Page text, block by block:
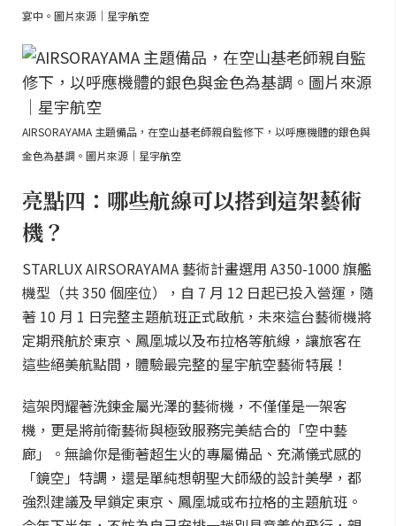
宴中。圖片來源｜星宇航空
AIRSORAYAMA 主題備品，在空山基老師親自監修下，以呼應機體的銀色與
金色為基調。圖片來源｜星宇航空
亮點四：哪些航線可以搭到這架藝術
機？
STARLUX AIRSORAYAMA 藝術計畫選用 A350-1000 旗艦
機型（共 350 個座位），自 7 月 12 日起已投入營運，隨
著 10 月 1 日完整主題航班正式啟航，未來這台藝術機將
定期飛航於東京、鳳凰城以及布拉格等航線，讓旅客在
這些絕美航點間，體驗最完整的星宇航空藝術特展！
這架閃耀著洗鍊金屬光澤的藝術機，不僅僅是一架客
機，更是將前衛藝術與極致服務完美結合的「空中藝
廊」。無論你是衝著超生火的專屬備品、充滿儀式感的
「鏡空」特調，還是單純想朝聖大師級的設計美學，都
強烈建議及早鎖定東京、鳳凰城或布拉格的主題航班。